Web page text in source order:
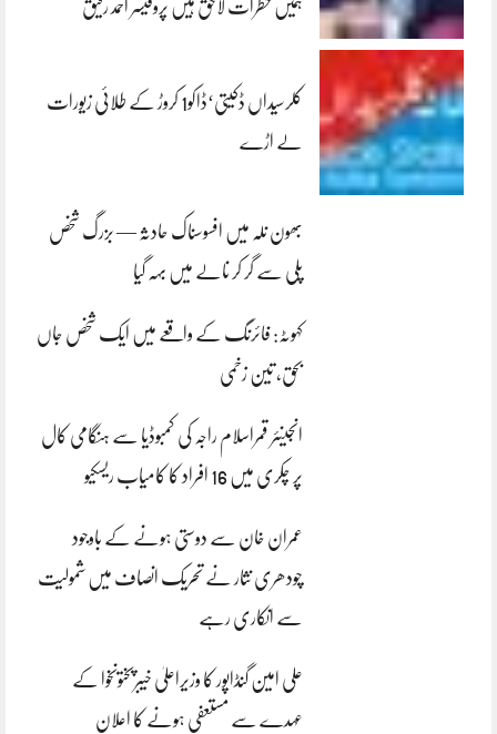
ہمیں خطرات لاحق ہیں پروفیسر احمد رفیق
کلرسیداں ڈکیتی‘ڈاکو1 کروڑ کے طلائی زیورات
لے اڑے
بھون نلہ میں افسوسناک حادثہ — بزرگ شخص
پلی سے گر کر نالے میں بہہ گیا
کہوٹہ: فائرنگ کے واقعے میں ایک شخص جاں
بحق، تین زخمی
انجینئر قمراسلام راجہ کی کمبوڈیا سے ہنگامی کال
پر چکری میں 16 افراد کا کامیاب ریسکیو
عمران خان سے دوستی ہونے کے باوجود
چودھری نثار نے تحریک انصاف میں شمولیت
سے انکاری رہے
علی امین گنڈاپور کا وزیراعلیٰ خیبرپختونخوا کے
عہدے سے مستعفی ہونے کا اعلان